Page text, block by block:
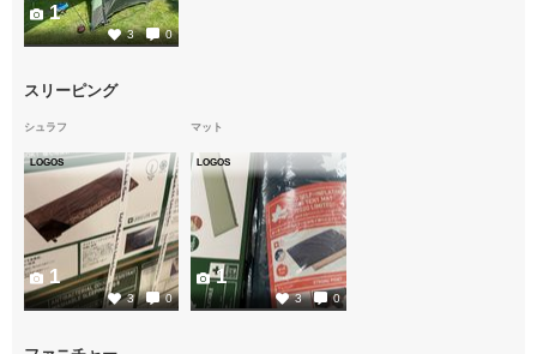
3 0
1
スリーピング
シュラフ
LOGOS
3 0
1
マット
LOGOS
3 0
1